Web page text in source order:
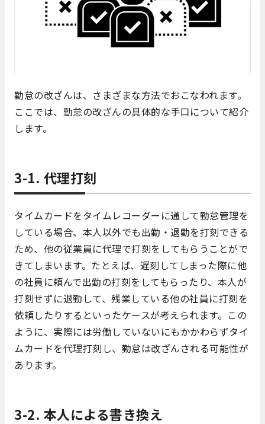
勤怠の改ざんは、さまざまな方法でおこなわれます。
ここでは、勤怠の改ざんの具体的な手口について紹介
します。
3-1. 代理打刻
タイムカードをタイムレコーダーに通して勤怠管理を
している場合、本人以外でも出勤・退勤を打刻できる
ため、他の従業員に代理で打刻をしてもらうことがで
きてしまいます。たとえば、遅刻してしまった際に他
の社員に頼んで出勤の打刻をしてもらったり、本人が
打刻せずに退勤して、残業している他の社員に打刻を
依頼したりするといったケースが考えられます。この
ように、実際には労働していないにもかかわらずタイ
ムカードを代理打刻し、勤怠は改ざんされる可能性が
あります。
3-2. 本人による書き換え